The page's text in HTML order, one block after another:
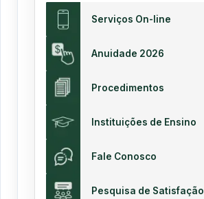
Serviços On-line
Anuidade 2026
Procedimentos
Instituições de Ensino
Fale Conosco
Pesquisa de Satisfação